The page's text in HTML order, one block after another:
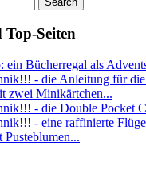
Top-Seiten
ein Bücherregal als
- die Anleitung für die
zwei Minikärtchen...
- die Double Pocket
- eine raffinierte
Pusteblumen...